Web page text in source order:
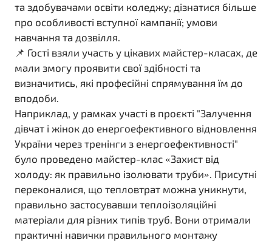
та здобувачами освіти коледжу; дізнатися більше
про особливості вступної кампанії; умови
навчання та дозвілля.
📌 Гості взяли участь у цікавих майстер-класах, де
мали змогу проявити свої здібності та
визначитись, які професійні спрямування їм до
вподоби.
Наприклад, у рамках участі в проєкті "Залучення
дівчат і жінок до енергоефективного відновлення
України через тренінги з енергоефективності"
було проведено майстер-клас «Захист від
холоду: як правильно ізолювати труби». Присутні
переконалися, що тепловтрат можна уникнути,
правильно застосувавши теплоізоляційні
матеріали для різних типів труб. Вони отримали
практичні навички правильного монтажу